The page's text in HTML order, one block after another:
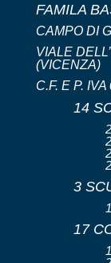
FAMILA
CAMPO DI
VIALE
(VICENZA)
C.F. E P.
14
3
17